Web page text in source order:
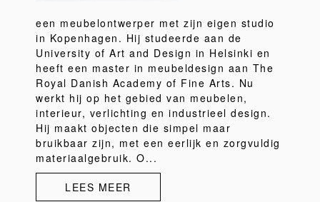
een meubelontwerper met zijn eigen studio
in Kopenhagen. Hij studeerde aan de
University of Art and Design in Helsinki en
heeft een master in meubeldesign aan The
Royal Danish Academy of Fine Arts. Nu
werkt hij op het gebied van meubelen,
interieur, verlichting en industrieel design.
Hij maakt objecten die simpel maar
bruikbaar zijn, met een eerlijk en zorgvuldig
materiaalgebruik. O...
LEES MEER